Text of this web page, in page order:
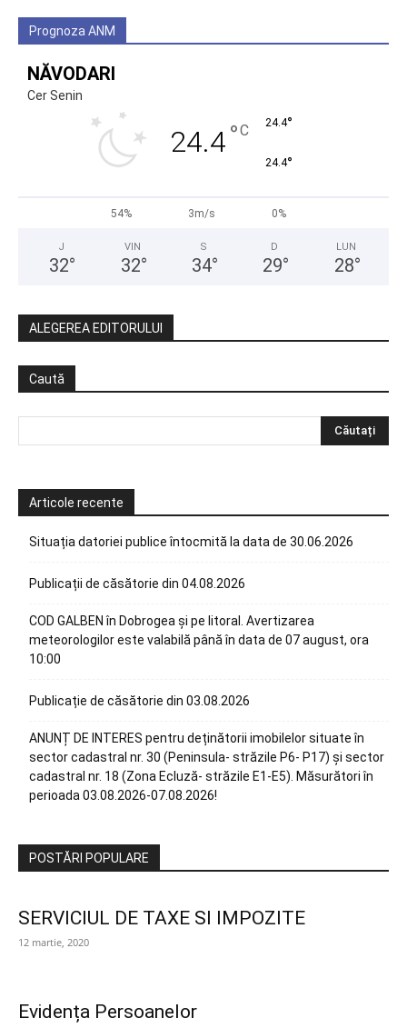
Prognoza ANM
NĂVODARI
Cer Senin
24.4°C 24.4°
24.4°
54% 3m/s 0%
J
32°
VIN
32°
S
34°
D
29°
LUN
28°
ALEGEREA EDITORULUI
Caută
Articole recente
Situația datoriei publice întocmită la data de 30.06.2026
Publicații de căsătorie din 04.08.2026
COD GALBEN în Dobrogea și pe litoral. Avertizarea
meteorologilor este valabilă până în data de 07 august, ora
10:00
Publicație de căsătorie din 03.08.2026
ANUNȚ DE INTERES pentru deținătorii imobilelor situate în
sector cadastral nr. 30 (Peninsula- străzile P6- P17) și sector
cadastral nr. 18 (Zona Ecluză- străzile E1-E5). Măsurători în
perioada 03.08.2026-07.08.2026!
POSTĂRI POPULARE
SERVICIUL DE TAXE SI IMPOZITE
12 martie, 2020
Evidența Persoanelor